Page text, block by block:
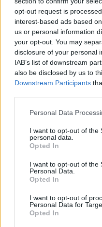
opt-out request is
interest-based ads based
us or personal information
your opt-out. You may
disclosure of your personal
IAB’s list of downstream
also be disclosed by us to
Downstream Participants
Personal Data
I want to opt-out of the
personal data.
Opted In
I want to opt-out of the
Personal Data.
Opted In
I want to opt-out of
Personal Data for
Opted In
Waffles